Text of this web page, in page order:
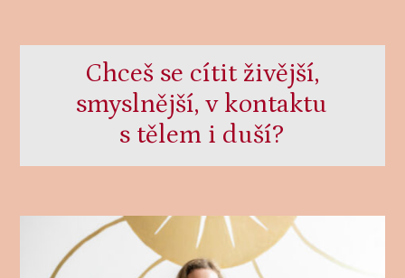
Chceš se cítit živější,
smyslnější, v kontaktu
s tělem i duší?